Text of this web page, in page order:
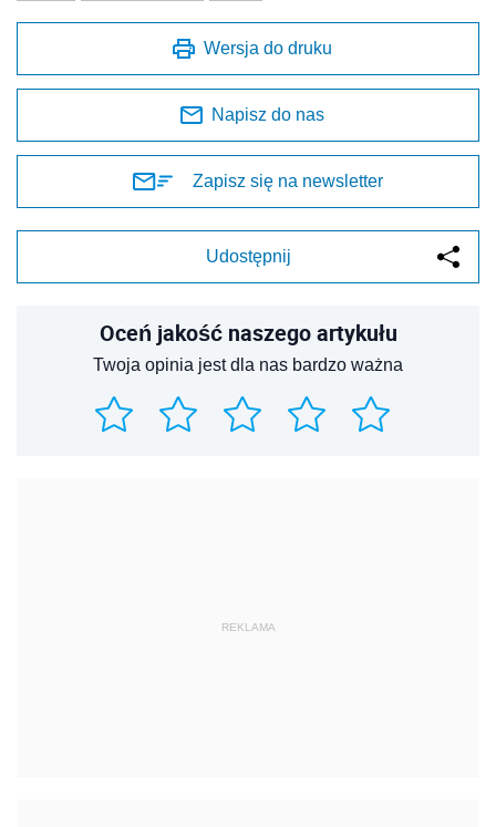
Wersja do druku
Napisz do nas
Zapisz się na newsletter
Udostępnij
Oceń jakość naszego artykułu
Twoja opinia jest dla nas bardzo ważna
REKLAMA